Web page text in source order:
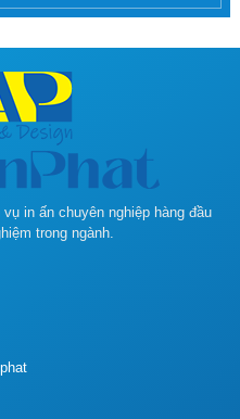
Bảng Giá In Brochure A3
in ấn chuyên nghiệp hàng đầu
trong ngành.